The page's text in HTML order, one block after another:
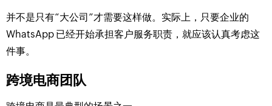
并不是只有“大公司”才需要这样做。实际上，只要企业的
WhatsApp 已经开始承担客户服务职责，就应该认真考虑这
件事。
跨境电商团队